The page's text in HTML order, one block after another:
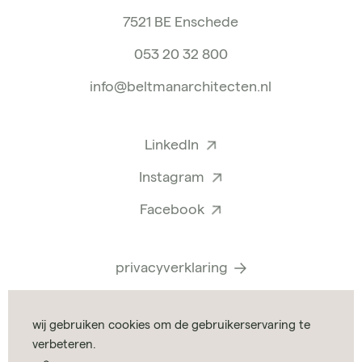
7521 BE Enschede
053 20 32 800
info@beltmanarchitecten.nl
LinkedIn
Instagram
Facebook
privacyverklaring
byUNCOMMON
wij gebruiken cookies om de gebruikerservaring te
verbeteren.